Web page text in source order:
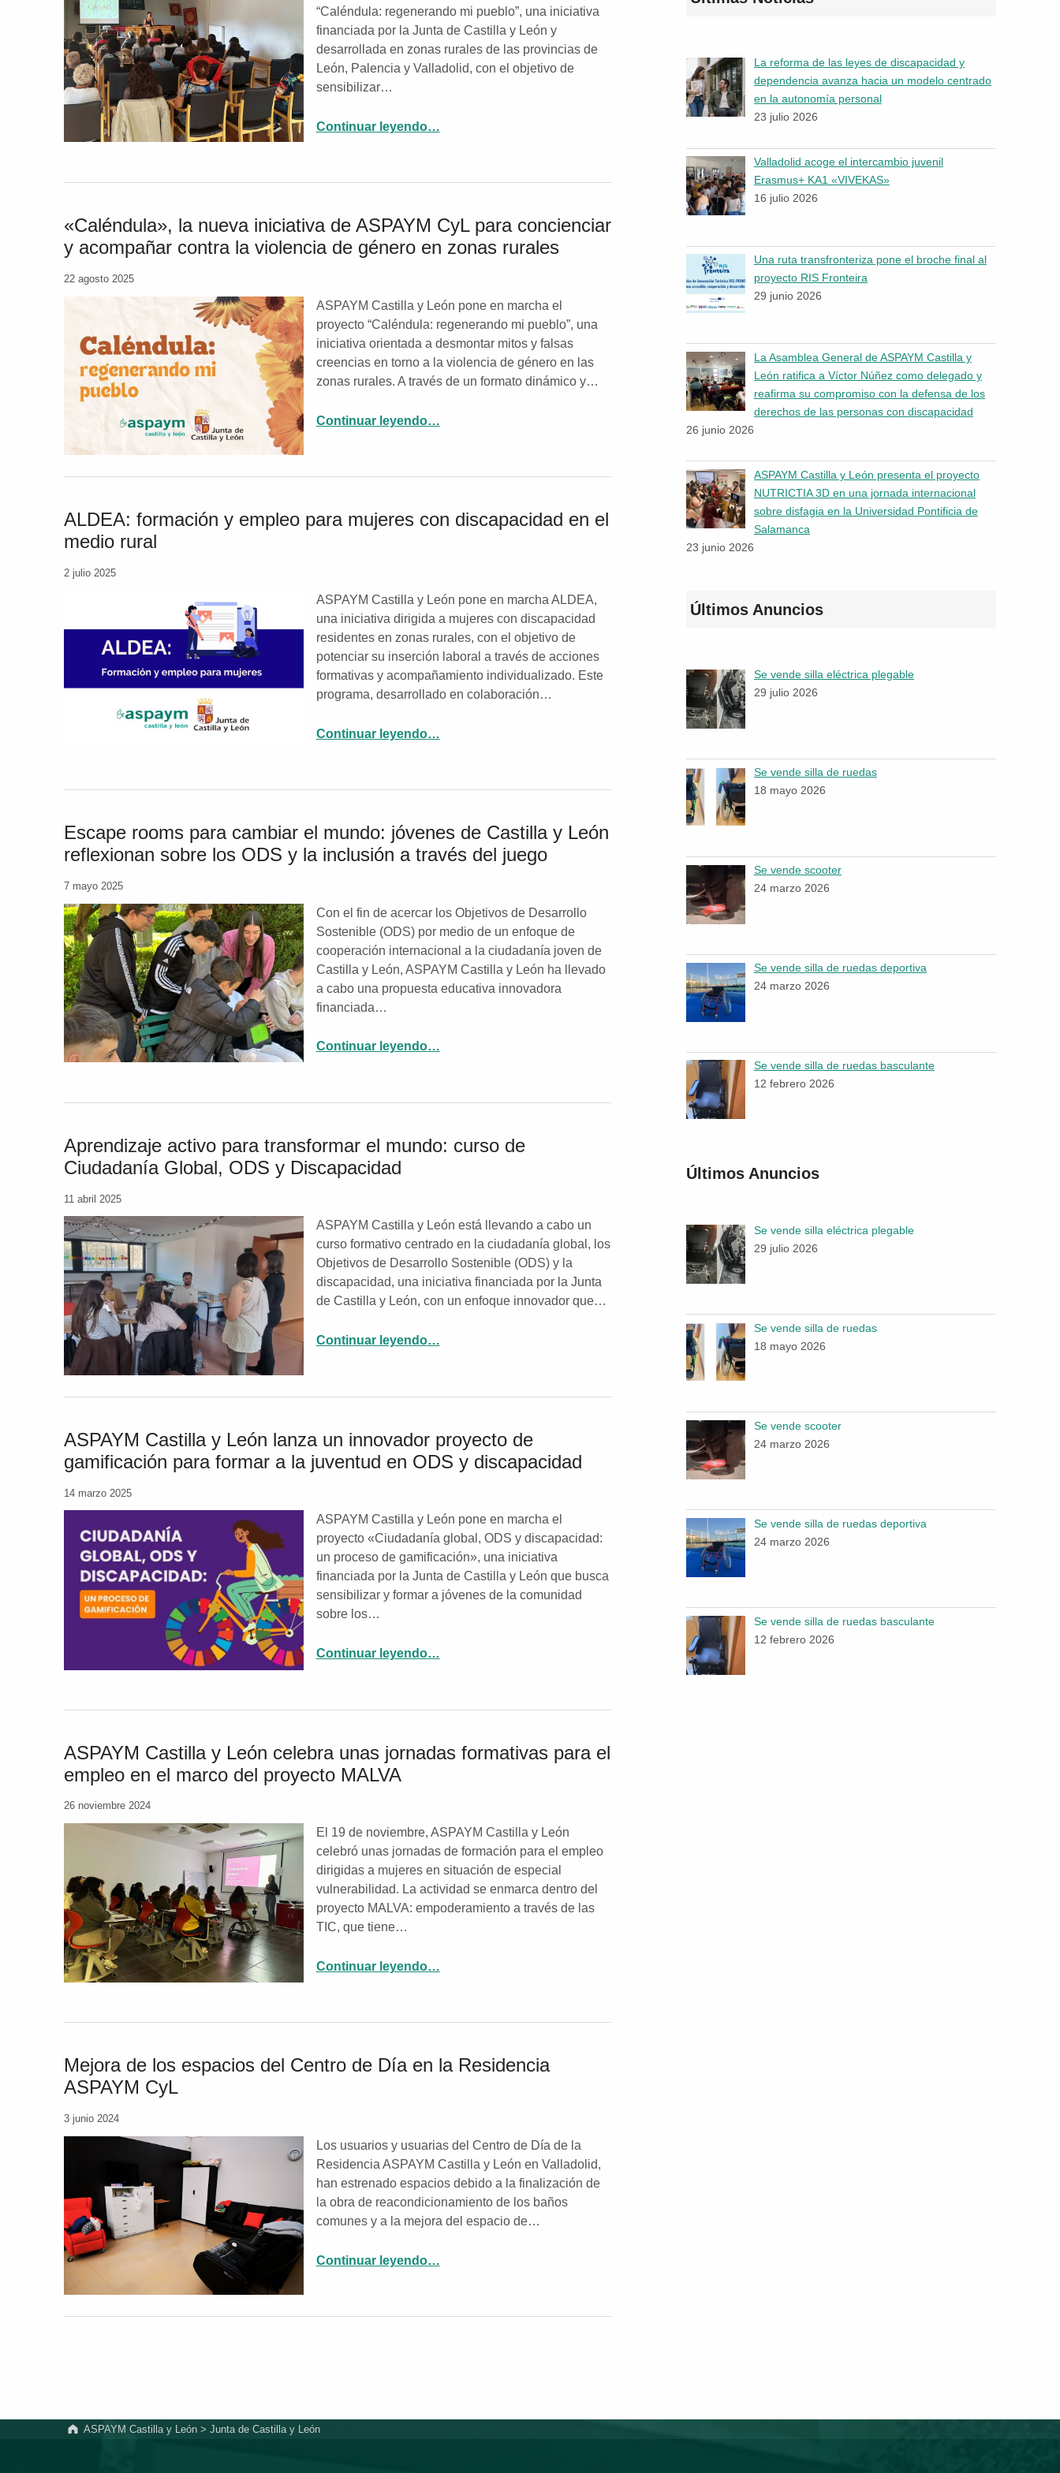
“Caléndula: regenerando mi pueblo”, una iniciativa
financiada por la Junta de Castilla y León y
desarrollada en zonas rurales de las provincias de
León, Palencia y Valladolid, con el objetivo de
sensibilizar…
Continuar leyendo“Once municipios rurales de Castilla y León participan en el proyecto Caléndula para desmontar mitos sobre la violencia de género”
…
«Caléndula», la nueva iniciativa de ASPAYM CyL para concienciar
y acompañar contra la violencia de género en zonas rurales
22 agosto 2025
ASPAYM Castilla y León pone en marcha el
proyecto “Caléndula: regenerando mi pueblo”, una
iniciativa orientada a desmontar mitos y falsas
creencias en torno a la violencia de género en las
zonas rurales. A través de un formato dinámico y…
Continuar leyendo“«Caléndula», la nueva iniciativa de ASPAYM CyL para concienciar y acompañar contra la violencia de género en zonas rurales”
…
ALDEA: formación y empleo para mujeres con discapacidad en el
medio rural
2 julio 2025
ASPAYM Castilla y León pone en marcha ALDEA,
una iniciativa dirigida a mujeres con discapacidad
residentes en zonas rurales, con el objetivo de
potenciar su inserción laboral a través de acciones
formativas y acompañamiento individualizado. Este
programa, desarrollado en colaboración…
Continuar leyendo“ALDEA: formación y empleo para mujeres con discapacidad en el medio rural”
…
Escape rooms para cambiar el mundo: jóvenes de Castilla y León
reflexionan sobre los ODS y la inclusión a través del juego
7 mayo 2025
Con el fin de acercar los Objetivos de Desarrollo
Sostenible (ODS) por medio de un enfoque de
cooperación internacional a la ciudadanía joven de
Castilla y León, ASPAYM Castilla y León ha llevado
a cabo una propuesta educativa innovadora
financiada…
Continuar leyendo
“Escape rooms para cambiar el mundo: jóvenes de Castilla y León reflexionan sobre los ODS y la inclusión a través del juego”
…
Aprendizaje activo para transformar el mundo: curso de
Ciudadanía Global, ODS y Discapacidad
11 abril 2025
ASPAYM Castilla y León está llevando a cabo un
curso formativo centrado en la ciudadanía global, los
Objetivos de Desarrollo Sostenible (ODS) y la
discapacidad, una iniciativa financiada por la Junta
de Castilla y León, con un enfoque innovador que…
Continuar leyendo“Aprendizaje activo para transformar el mundo: curso de Ciudadanía Global, ODS y Discapacidad”
…
ASPAYM Castilla y León lanza un innovador proyecto de
gamificación para formar a la juventud en ODS y discapacidad
14 marzo 2025
ASPAYM Castilla y León pone en marcha el
proyecto «Ciudadanía global, ODS y discapacidad:
un proceso de gamificación», una iniciativa
financiada por la Junta de Castilla y León que busca
sensibilizar y formar a jóvenes de la comunidad
sobre los…
Continuar leyendo“ASPAYM Castilla y León lanza un innovador proyecto de gamificación para formar a la juventud en ODS y discapacidad”
…
ASPAYM Castilla y León celebra unas jornadas formativas para el
empleo en el marco del proyecto MALVA
26 noviembre 2024
El 19 de noviembre, ASPAYM Castilla y León
celebró unas jornadas de formación para el empleo
dirigidas a mujeres en situación de especial
vulnerabilidad. La actividad se enmarca dentro del
proyecto MALVA: empoderamiento a través de las
TIC, que tiene…
Continuar leyendo“ASPAYM Castilla y León celebra unas jornadas formativas para el empleo en el marco del proyecto MALVA”
…
Mejora de los espacios del Centro de Día en la Residencia
ASPAYM CyL
3 junio 2024
Los usuarios y usuarias del Centro de Día de la
Residencia ASPAYM Castilla y León en Valladolid,
han estrenado espacios debido a la finalización de
la obra de reacondicionamiento de los baños
comunes y a la mejora del espacio de…
Continuar leyendo“Mejora de los espacios del Centro de Día en la Residencia ASPAYM CyL”
…
La reforma de las leyes de discapacidad y
dependencia avanza hacia un modelo centrado
en la autonomía personal
23 julio 2026
Valladolid acoge el intercambio juvenil
Erasmus+ KA1 «VIVEKAS»
16 julio 2026
Una ruta transfronteriza pone el broche final al
proyecto RIS Fronteira
29 junio 2026
La Asamblea General de ASPAYM Castilla y
León ratifica a Víctor Núñez como delegado y
reafirma su compromiso con la defensa de los
derechos de las personas con discapacidad
26 junio 2026
ASPAYM Castilla y León presenta el proyecto
NUTRICTIA 3D en una jornada internacional
sobre disfagia en la Universidad Pontificia de
Salamanca
23 junio 2026
Últimos Anuncios
Se vende silla eléctrica plegable
29 julio 2026
Se vende silla de ruedas
18 mayo 2026
Se vende scooter
24 marzo 2026
Se vende silla de ruedas deportiva
24 marzo 2026
Se vende silla de ruedas basculante
12 febrero 2026
Últimos Anuncios
Se vende silla eléctrica plegable
29 julio 2026
Se vende silla de ruedas
18 mayo 2026
Se vende scooter
24 marzo 2026
Se vende silla de ruedas deportiva
24 marzo 2026
Se vende silla de ruedas basculante
12 febrero 2026
ASPAYM Castilla y León> Junta de Castilla y León